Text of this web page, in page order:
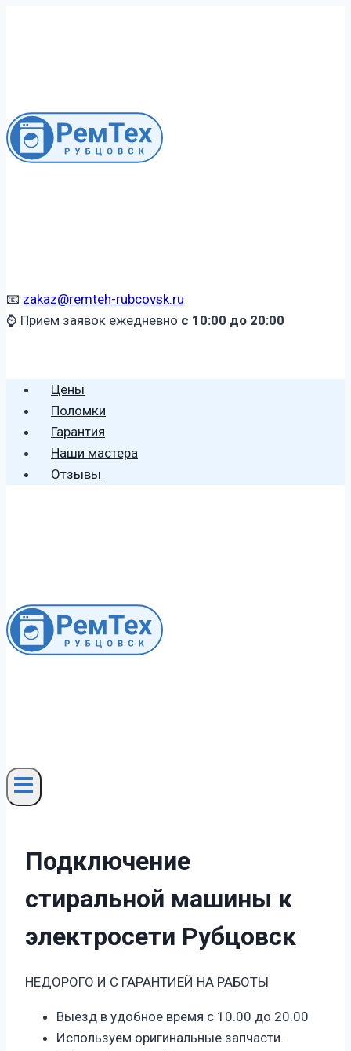
📧 zakaz@remteh-rubcovsk.ru
⌚ Прием заявок ежедневно с 10:00 до 20:00
Цены
Поломки
Гарантия
Наши мастера
Отзывы
Подключение
стиральной машины к
электросети Рубцовск
НЕДОРОГО И С ГАРАНТИЕЙ НА РАБОТЫ
Выезд в удобное время с 10.00 до 20.00
Используем оригинальные запчасти.